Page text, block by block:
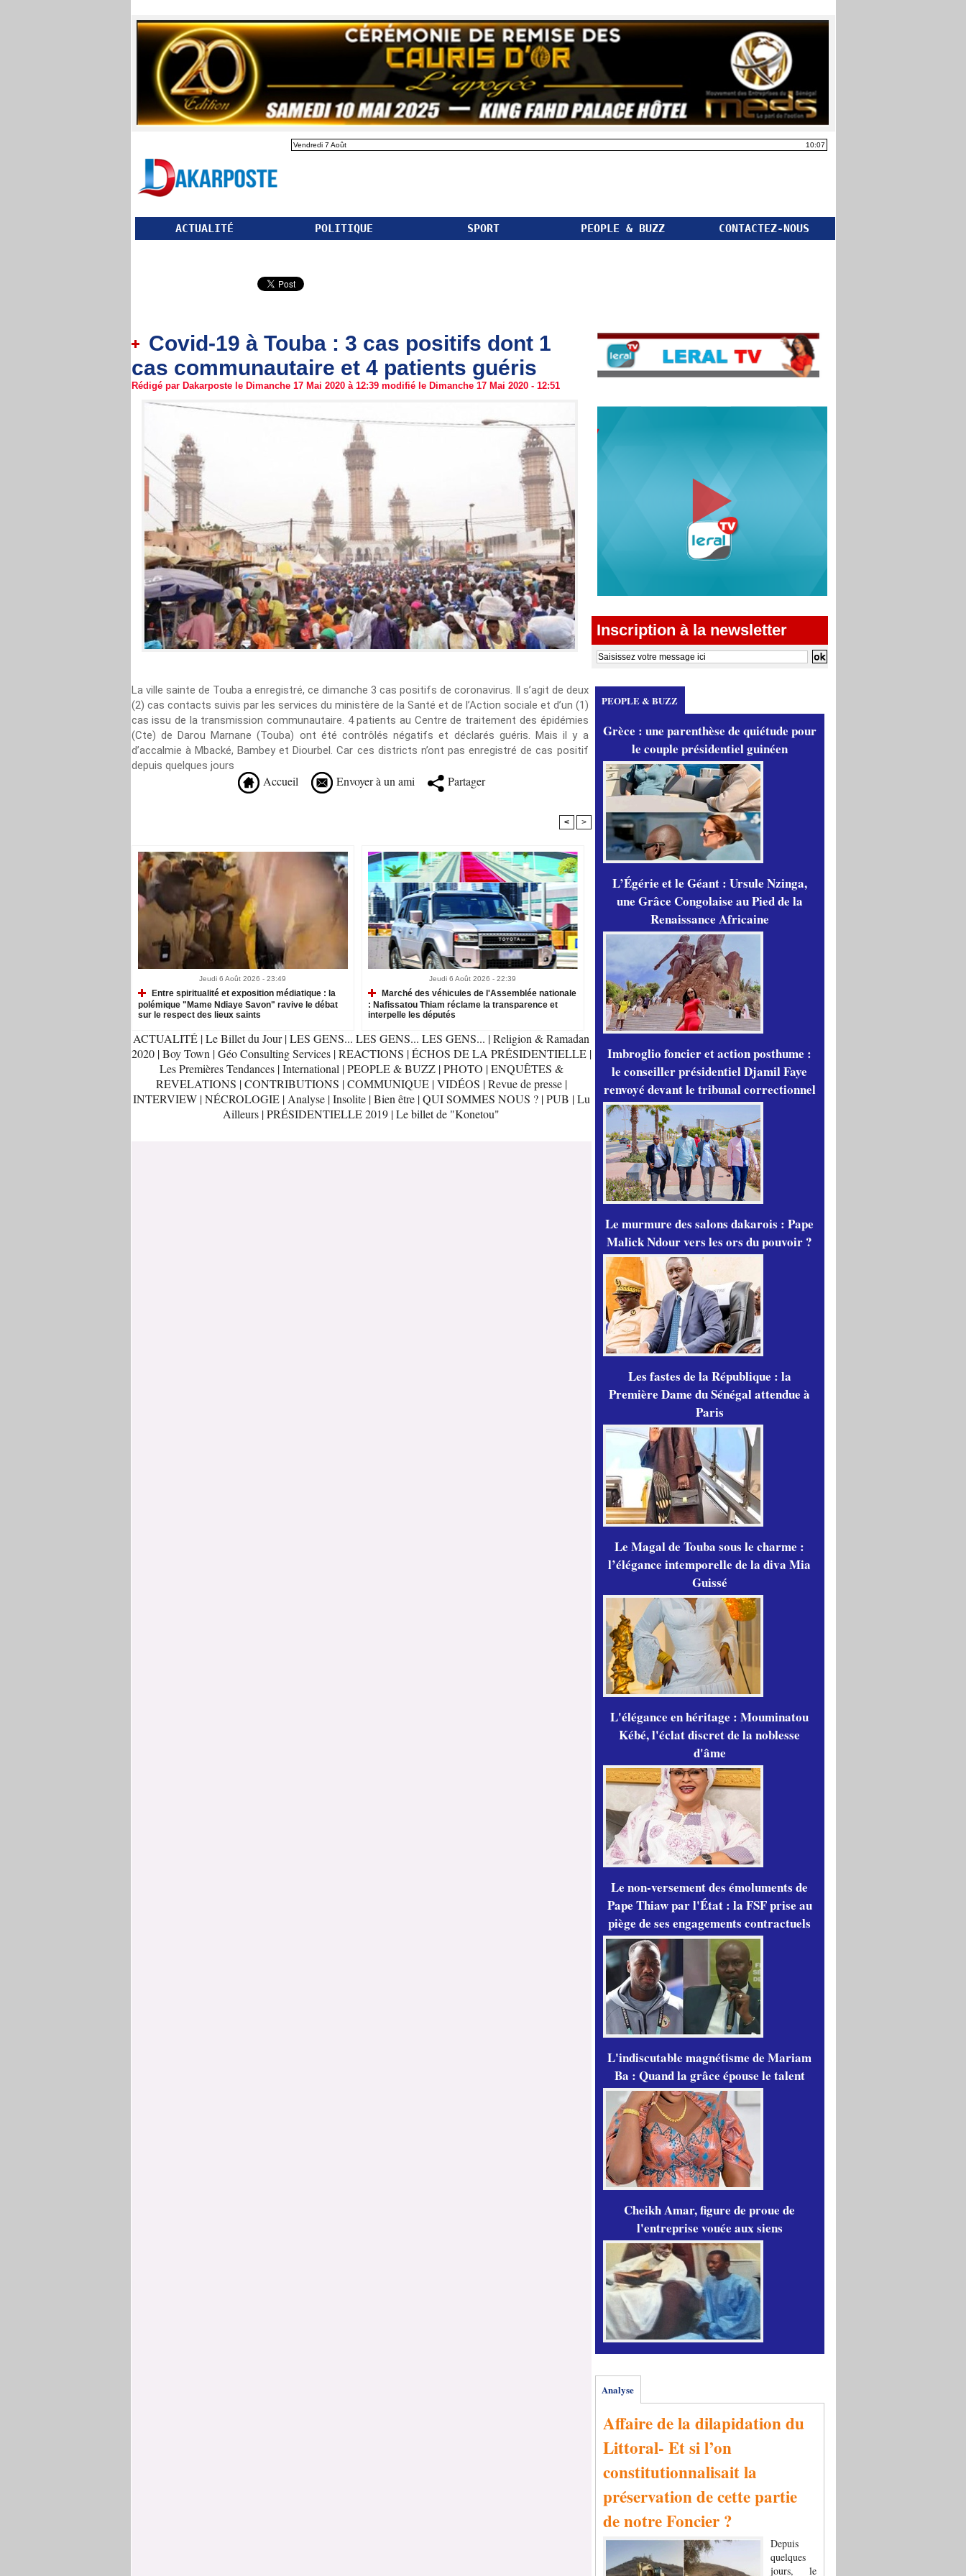
Vendredi 7 Août 10:07
ACTUALITÉ POLITIQUE SPORT PEOPLE & BUZZ CONTACTEZ-NOUS
Covid-19 à Touba : 3 cas positifs dont 1
cas communautaire et 4 patients guéris
Rédigé par Dakarposte le Dimanche 17 Mai 2020 à 12:39 modifié le Dimanche 17 Mai 2020 - 12:51
La ville sainte de Touba a enregistré, ce dimanche 3 cas positifs de coronavirus. Il s’agit de deux
(2) cas contacts suivis par les services du ministère de la Santé et de l’Action sociale et d’un (1)
cas issu de la transmission communautaire. 4 patients au Centre de traitement des épidémies
(Cte) de Darou Marnane (Touba) ont été contrôlés négatifs et déclarés guéris. Mais il y a
d’accalmie à Mbacké, Bambey et Diourbel. Car ces districts n’ont pas enregistré de cas positif
depuis quelques jours
Accueil Envoyer à un ami Partager
< >
Jeudi 6 Août 2026 - 23:49
Entre spiritualité et exposition médiatique : la
polémique "Mame Ndiaye Savon" ravive le débat
sur le respect des lieux saints
Jeudi 6 Août 2026 - 22:39
Marché des véhicules de l'Assemblée nationale
: Nafissatou Thiam réclame la transparence et
interpelle les députés
ACTUALITÉ |Le Billet du Jour |LES GENS... LES GENS... LES GENS... |Religion & Ramadan
2020 |Boy Town |Géo Consulting Services |REACTIONS |ÉCHOS DE LA PRÉSIDENTIELLE |
Les Premières Tendances |International |PEOPLE & BUZZ |PHOTO |ENQUÊTES &
REVELATIONS |CONTRIBUTIONS |COMMUNIQUE |VIDÉOS |Revue de presse |
INTERVIEW |NÉCROLOGIE |Analyse |Insolite |Bien être |QUI SOMMES NOUS ? |PUB |Lu
Ailleurs |PRÉSIDENTIELLE 2019 |Le billet de "Konetou"
Inscription à la newsletter
PEOPLE & BUZZ
Grèce : une parenthèse de quiétude pour
le couple présidentiel guinéen
L’Égérie et le Géant : Ursule Nzinga,
une Grâce Congolaise au Pied de la
Renaissance Africaine
Imbroglio foncier et action posthume :
le conseiller présidentiel Djamil Faye
renvoyé devant le tribunal correctionnel
Le murmure des salons dakarois : Pape
Malick Ndour vers les ors du pouvoir ?
Les fastes de la République : la
Première Dame du Sénégal attendue à
Paris
Le Magal de Touba sous le charme :
l’élégance intemporelle de la diva Mia
Guissé
L'élégance en héritage : Mouminatou
Kébé, l'éclat discret de la noblesse
d'âme
Le non-versement des émoluments de
Pape Thiaw par l'État : la FSF prise au
piège de ses engagements contractuels
L'indiscutable magnétisme de Mariam
Ba : Quand la grâce épouse le talent
Cheikh Amar, figure de proue de
l'entreprise vouée aux siens
Analyse
Affaire de la dilapidation du
Littoral- Et si l’on
constitutionnalisait la
préservation de cette partie
de notre Foncier ?
Depuis
quelques
jours, le